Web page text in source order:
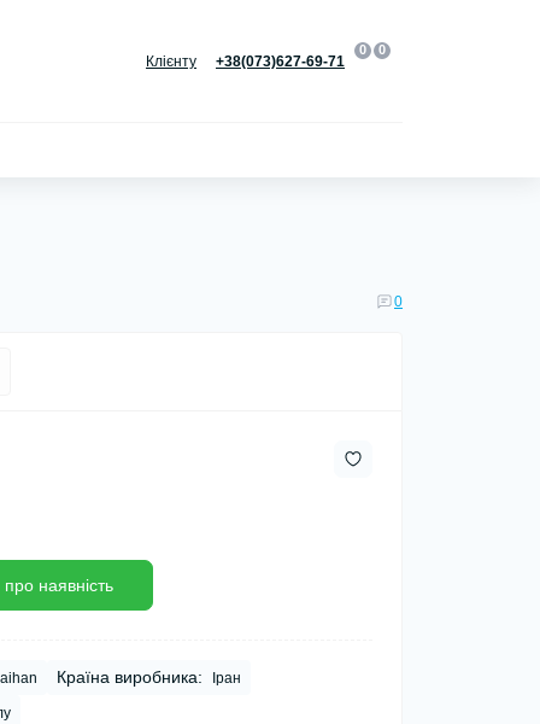
Клієнту +38(073)627-69-71
0 0
0
наявність
Країна виробника: Іран